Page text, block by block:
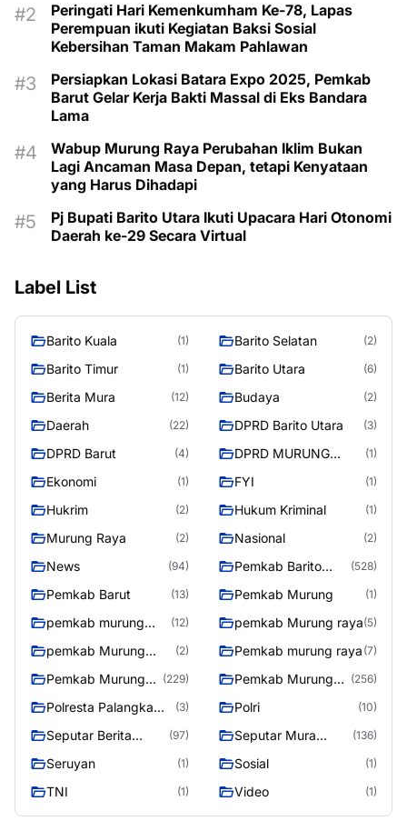
Peringati Hari Kemenkumham Ke-78, Lapas
Perempuan ikuti Kegiatan Baksi Sosial
Kebersihan Taman Makam Pahlawan
Persiapkan Lokasi Batara Expo 2025, Pemkab
Barut Gelar Kerja Bakti Massal di Eks Bandara
Lama
Wabup Murung Raya Perubahan Iklim Bukan
Lagi Ancaman Masa Depan, tetapi Kenyataan
yang Harus Dihadapi
Pj Bupati Barito Utara Ikuti Upacara Hari Otonomi
Daerah ke-29 Secara Virtual
Label List
Barito Kuala (1) Barito Selatan (2)
Barito Timur (1) Barito Utara (6)
Berita Mura (12) Budaya (2)
Daerah (22) DPRD Barito Utara (3)
DPRD Barut (4)
DPRD MURUNG
(1)
Ekonomi (1) FYI (1)
Hukrim (2) Hukum Kriminal (1)
Murung Raya (2) Nasional (2)
News (94)
Pemkab Barito
(528)
Pemkab Barut (13) Pemkab Murung (1)
pemkab murung
(12) pemkab Murung raya(5)
pemkab Murung
(2) Pemkab murung raya (7)
Pemkab Murung
(229)
Pemkab Murung
(256)
Polresta Palangka
(3) Polri (10)
Seputar Berita
(97)
Seputar Mura
(136)
Seruyan (1) Sosial (1)
TNI (1) Video (1)